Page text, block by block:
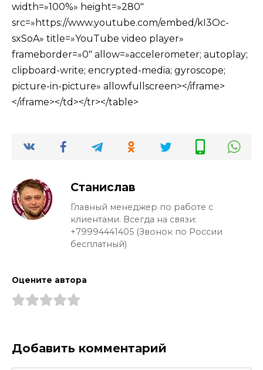
width=»100%» height=»280″
src=»https://www.youtube.com/embed/kI3Oc-
sxSoA» title=»YouTube video player»
frameborder=»0″ allow=»accelerometer; autoplay;
clipboard-write; encrypted-media; gyroscope;
picture-in-picture» allowfullscreen></iframe>
</iframe></td></tr></table>
Станислав
Главный менеджер по работе с
клиентами. Всегда на связи:
+79994441405 (Звонок по России
бесплатный)
Оцените автора
Добавить комментарий